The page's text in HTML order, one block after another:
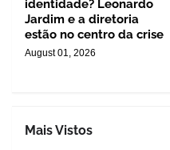
identidade? Leonardo
Jardim e a diretoria
estão no centro da crise
August 01, 2026
Mais Vistos